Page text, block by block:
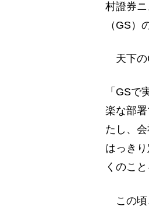
村證券
（GS）
天下の
「GS
楽な部
たし、
はっき
くのこ
この頃